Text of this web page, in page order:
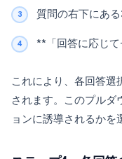
質問の右下にあ
**「回答に応じて
これにより、各回答選
されます。このプルダ
ョンに誘導されるかを